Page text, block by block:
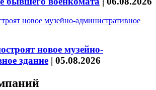
новое музейно-
здание | 05.08.2026